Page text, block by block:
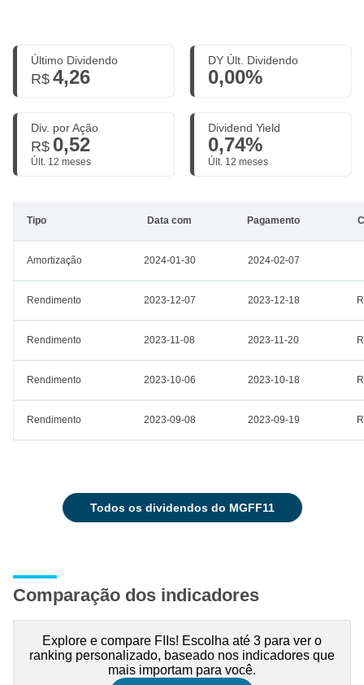
Último Dividendo
R$ 4,26
DY Últ. Dividendo
0,00%
Div. por Ação
R$ 0,52
Últ. 12 meses
Dividend Yield
0,74%
Últ. 12 meses
Tipo Data com Pagamento
Amortização 2024-01-30 2024-02-07
Rendimento 2023-12-07 2023-12-18
Rendimento 2023-11-08 2023-11-20
Rendimento 2023-10-06 2023-10-18
Rendimento 2023-09-08 2023-09-19
todos os dividendos do MGFF11
Comparação dos indicadores
Explore e compare FIIs! Escolha até 3 para ver o
ranking personalizado, baseado nos indicadores que
mais importam para você.